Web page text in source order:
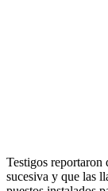
Testigos reportaron
sucesiva y que las